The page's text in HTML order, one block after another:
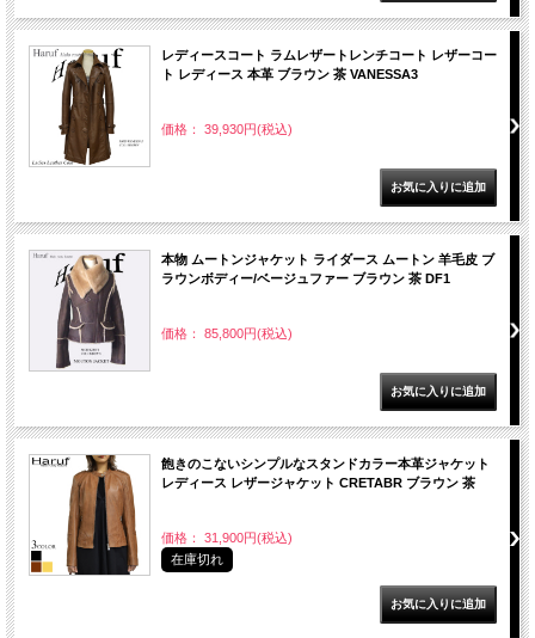
レディースコート ラムレザートレンチコート レザーコー
ト レディース 本革 ブラウン 茶 VANESSA3
価格： 39,930円(税込)
本物 ムートンジャケット ライダース ムートン 羊毛皮 ブ
ラウンボディー/ベージュファー ブラウン 茶 DF1
価格： 85,800円(税込)
飽きのこないシンプルなスタンドカラー本革ジャケット
レディース レザージャケット CRETABR ブラウン 茶
価格： 31,900円(税込)
在庫切れ